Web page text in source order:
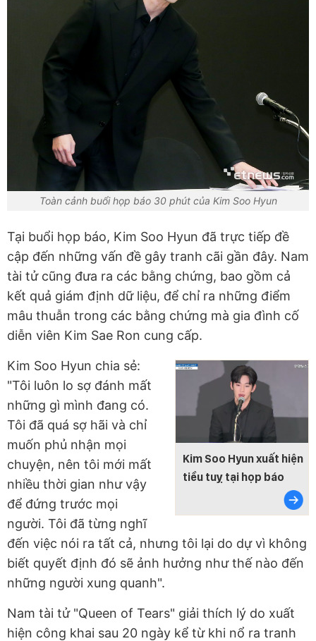
Toàn cảnh buổi họp báo 30 phút của Kim Soo Hyun
Tại buổi họp báo, Kim Soo Hyun đã trực tiếp đề
cập đến những vấn đề gây tranh cãi gần đây. Nam
tài tử cũng đưa ra các bằng chứng, bao gồm cả
kết quả giám định dữ liệu, để chỉ ra những điểm
mâu thuẫn trong các bằng chứng mà gia đình cố
diễn viên Kim Sae Ron cung cấp.
Kim Soo Hyun xuất hiện
tiều tuỵ tại họp báo
Kim Soo Hyun chia sẻ:
"Tôi luôn lo sợ đánh mất
những gì mình đang có.
Tôi đã quá sợ hãi và chỉ
muốn phủ nhận mọi
chuyện, nên tôi mới mất
nhiều thời gian như vậy
để đứng trước mọi
người. Tôi đã từng nghĩ
đến việc nói ra tất cả, nhưng tôi lại do dự vì không
biết quyết định đó sẽ ảnh hưởng như thế nào đến
những người xung quanh".
Nam tài tử "Queen of Tears" giải thích lý do xuất
hiện công khai sau 20 ngày kể từ khi nổ ra tranh